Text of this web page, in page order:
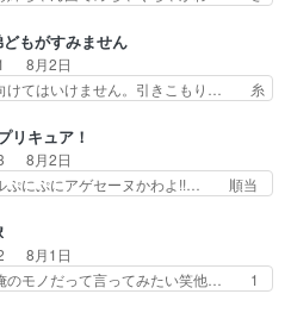
のにすれ違っ… 第５話をｄアニメス
い〟と言… 本当この作品は「キャ
のがうま… みずかちゃんの介入で双
が………
みんなに謝ったララの思い… 仕事に
り観ていて苦しいところ… ララちゃ
う少し皆に話して良い… ララと茉里
バイト。七転八倒し… 労働するプリ
て、帰りにカメ… ララが働く事での
。働いて大変… 地道に働き人と関わ
愛を見いだ…
もがすみません
8月2日
けてはいけません。引きこもり… 糸
んだけどあの中村大樹さん… 糸ちゃ
色んな意味でwゲームが… 姉から性
ないよね？なんて言わ… テーマ：引
由感想は、久しぶり… 元ゲーマーな
かしいね(*´… 糸と源ははよ好きお
んかい！引… ショウくんと対等に話
ムをする…
リキュア！
8月2日
ぷにぷにアゲセーヌかわよ!!… 順当
に探偵事務所で働き始め… ポワロ、
して原作に誘導するの… くれあさん
の初事件にしてちょ… ・急にクイズ
たw・妖精ウソノ… るるかの助手だ
8月1日
のモノだって言ってみたい笑他… 1